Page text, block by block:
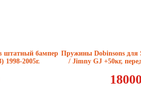
штатный бампер
1998-2005г.
Пружины Dobinsons для
/ Jimny GJ +50кг,